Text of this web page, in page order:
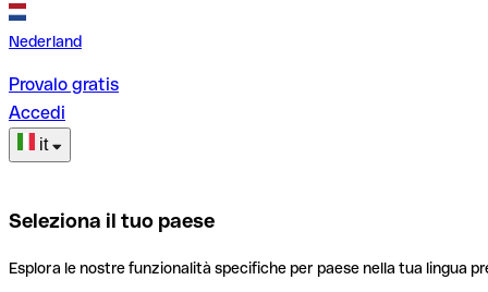
Nederland
Provalo gratis
Accedi
it
Seleziona il tuo paese
Esplora le nostre funzionalità specifiche per paese nella tua lingua